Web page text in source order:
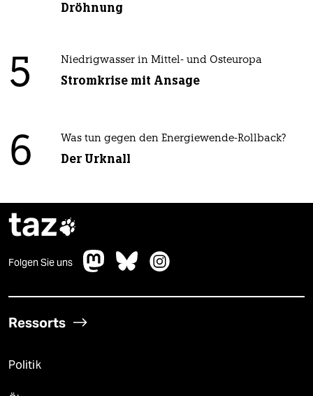
Dröhnung
5 Niedrigwasser in Mittel- und Osteuropa
Stromkrise mit Ansage
6 Was tun gegen den Energiewende-Rollback?
Der Urknall
taz
Folgen Sie uns
Ressorts
Politik